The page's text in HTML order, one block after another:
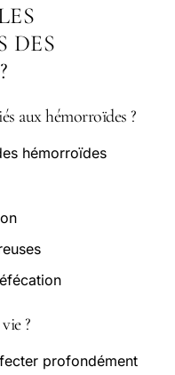
DES
aux hémorroïdes ?
hémorroïdes
?
profondément